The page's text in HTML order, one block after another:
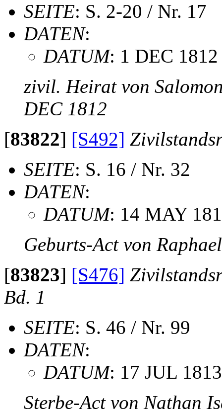
SEITE: S. 2-20 / Nr. 17
DATEN:
DATUM: 1 DEC 1812
zivil. Heirat von
DEC 1812
[83822] [S492]
SEITE: S. 16 / Nr. 32
DATEN:
DATUM: 14 MAY
Geburts-Act von
[83823] [S476]
Bd. 1
SEITE: S. 46 / Nr. 99
DATEN:
DATUM: 17 JUL 1813
Sterbe-Act von Nathan